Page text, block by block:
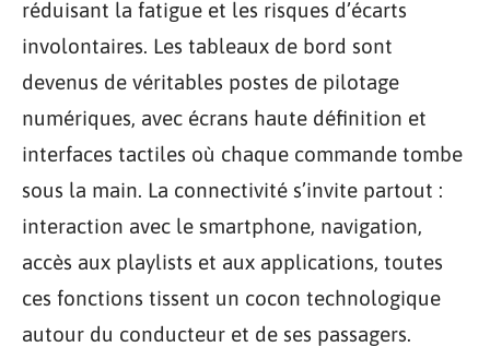
réduisant la fatigue et les risques d’écarts
involontaires. Les tableaux de bord sont
devenus de véritables postes de pilotage
numériques, avec écrans haute définition et
interfaces tactiles où chaque commande tombe
sous la main. La connectivité s’invite partout :
interaction avec le smartphone, navigation,
accès aux playlists et aux applications, toutes
ces fonctions tissent un cocon technologique
autour du conducteur et de ses passagers.